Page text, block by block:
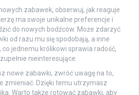
zabawek, obserwuj, jak reaguje
ma swoje unikalne preferencje i
do nowych bodźców. Może zdarzyć
od razu mu się spodobają, a inne
co jednemu królikowi sprawia radość,
nieinteresujące.
nowe zabawki, zwróć uwagę na to,
zmieniać. Dzięki temu utrzymasz
Warto także rotować zabawki, aby